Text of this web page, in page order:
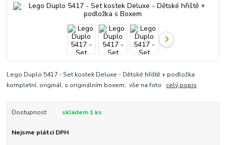
Lego Duplo 5417 - Set kostek Deluxe - Dětské hřiště + podložka
kompletní, originál, s originálním boxem, vše na foto celý popis
Dostupnost skladem 1 ks
Nejsme plátci DPH